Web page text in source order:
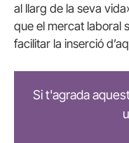
al llarg de la seva
que el mercat laboral
facilitar la inserció
Si t'agrada